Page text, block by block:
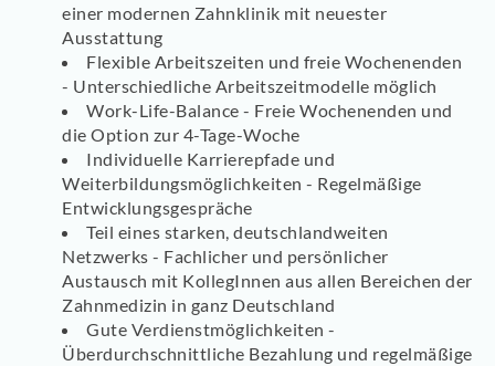
einer modernen Zahnklinik mit neuester
Ausstattung
Flexible Arbeitszeiten und freie Wochenenden
- Unterschiedliche Arbeitszeitmodelle möglich
Work-Life-Balance - Freie Wochenenden und
die Option zur 4-Tage-Woche
Individuelle Karrierepfade und
Weiterbildungsmöglichkeiten - Regelmäßige
Entwicklungsgespräche
Teil eines starken, deutschlandweiten
Netzwerks - Fachlicher und persönlicher
Austausch mit KollegInnen aus allen Bereichen der
Zahnmedizin in ganz Deutschland
Gute Verdienstmöglichkeiten -
Überdurchschnittliche Bezahlung und regelmäßige